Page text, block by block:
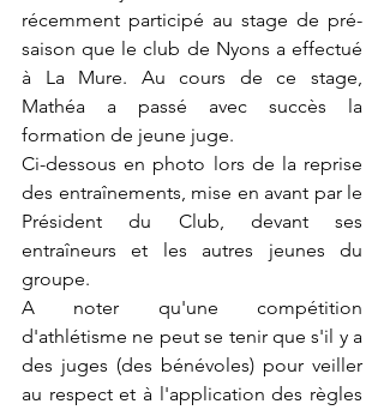
récemment participé au stage de pré-
saison que le club de Nyons a effectué
à La Mure. Au cours de ce stage,
Mathéa a passé avec succès la
formation de jeune juge.
Ci-dessous en photo lors de la reprise
des entraînements, mise en avant par le
Président du Club, devant ses
entraîneurs et les autres jeunes du
groupe.
A noter qu'une compétition
d'athlétisme ne peut se tenir que s'il y a
des juges (des bénévoles) pour veiller
au respect et à l'application des règles